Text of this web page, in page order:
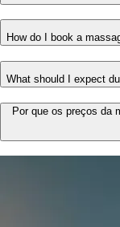
How do I book a
What should I expect
Por que os preços da